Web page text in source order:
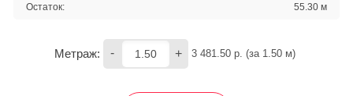
Остаток: 55.30 м
Метраж: - + 3 481.50 р. (за 1.50 м)